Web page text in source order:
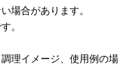
場合があります。
。
理イメージ、使用例の場